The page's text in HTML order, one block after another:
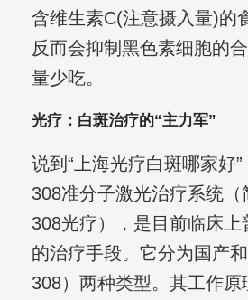
含维生素C(注意摄入量)的
反而会抑制黑色素细胞的
量少吃。
光疗：白斑治疗的“主力军”
说到“上海光疗白斑哪家好
308准分子激光治疗系统（
308光疗），是目前临床
的治疗手段。它分为国产
308）两种类型。其工作原